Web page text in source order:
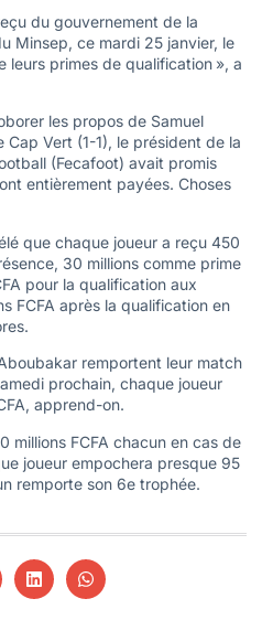
du gouvernement de la
Minsep, ce mardi 25 janvier, le
primes de qualification », a
les propos de Samuel
Cap Vert (1-1), le président de la
(Fecafoot) avait promis
entièrement payées. Choses
que chaque joueur a reçu 450
30 millions comme prime
pour la qualification aux
FCFA après la qualification en
remportent leur match
prochain, chaque joueur
apprend-on.
millions FCFA chacun en cas de
joueur empochera presque 95
remporte son 6e trophée.